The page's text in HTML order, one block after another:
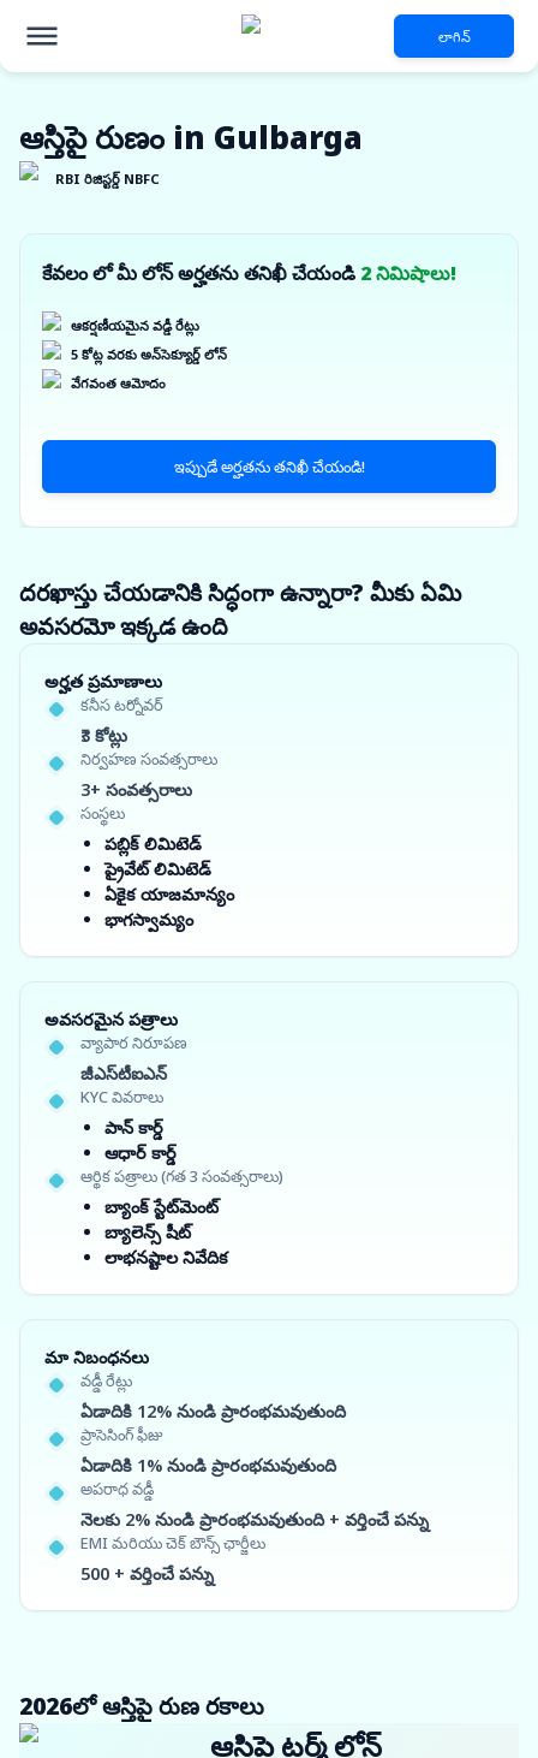
లాగిన్
ఆస్తిపై రుణం in Gulbarga
RBI రిజిస్టర్డ్ NBFC
కేవలం లో మీ లోన్ అర్హతను తనిఖీ చేయండి 2 నిమిషాలు!
ఆకర్షణీయమైన వడ్డీ రేట్లు
5 కోట్ల వరకు అన్‌సెక్యూర్డ్ లోన్
వేగవంత ఆమోదం
ఇప్పుడే అర్హతను తనిఖీ చేయండి!
దరఖాస్తు చేయడానికి సిద్ధంగా ఉన్నారా? మీకు ఏమి
అవసరమో ఇక్కడ ఉంది
అర్హత ప్రమాణాలు
కనీస టర్నోవర్
₹3 కోట్లు
నిర్వహణ సంవత్సరాలు
3+ సంవత్సరాలు
సంస్థలు
పబ్లిక్ లిమిటెడ్
ప్రైవేట్ లిమిటెడ్
ఏకైక యాజమాన్యం
భాగస్వామ్యం
అవసరమైన పత్రాలు
వ్యాపార నిరూపణ
జీఎస్‌టీఐఎన్
KYC వివరాలు
పాన్ కార్డ్
ఆధార్ కార్డ్
ఆర్థిక పత్రాలు (గత 3 సంవత్సరాలు)
బ్యాంక్ స్టేట్‌మెంట్
బ్యాలెన్స్ షీట్
లాభనష్టాల నివేదిక
మా నిబంధనలు
వడ్డీ రేట్లు
ఏడాదికి 12% నుండి ప్రారంభమవుతుంది
ప్రాసెసింగ్ ఫీజు
ఏడాదికి 1% నుండి ప్రారంభమవుతుంది
అపరాధ వడ్డీ
నెలకు 2% నుండి ప్రారంభమవుతుంది + వర్తించే పన్ను
EMI మరియు చెక్ బౌన్స్ ఛార్జీలు
500 + వర్తించే పన్ను
2026లో ఆస్తిపై రుణ రకాలు
ఆస్తిపై టర్మ్ లోన్